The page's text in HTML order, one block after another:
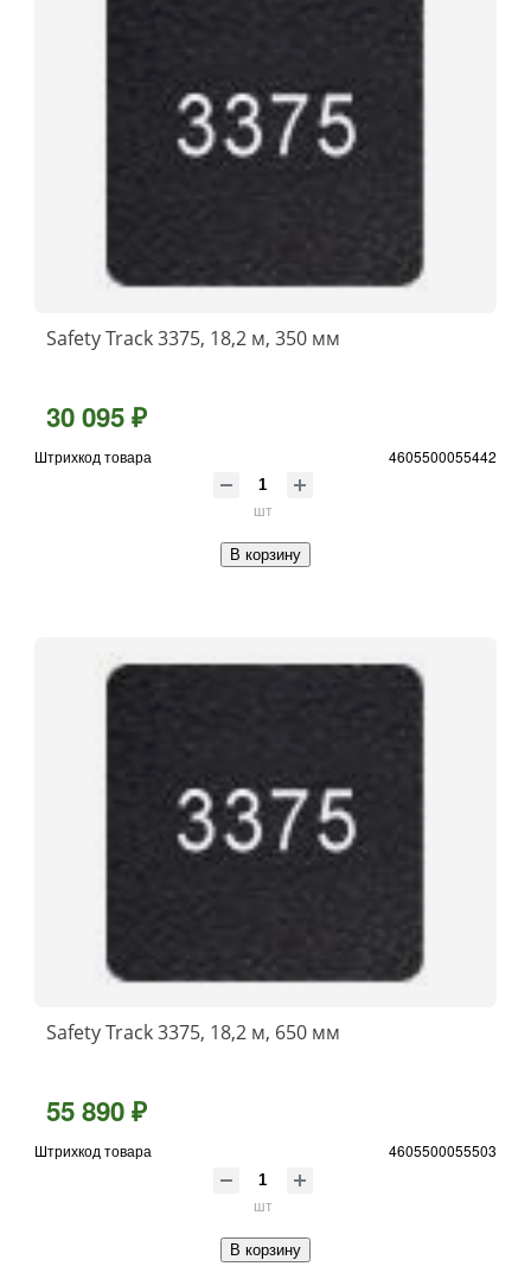
Safety Track 3375, 18,2 м, 350 мм
30 095 ₽
Штрихкод товара 4605500055442
шт
В корзину
Safety Track 3375, 18,2 м, 650 мм
55 890 ₽
Штрихкод товара 4605500055503
шт
В корзину